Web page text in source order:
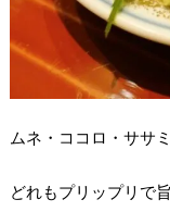
ムネ・ココロ・ササ
どれもプリップリで